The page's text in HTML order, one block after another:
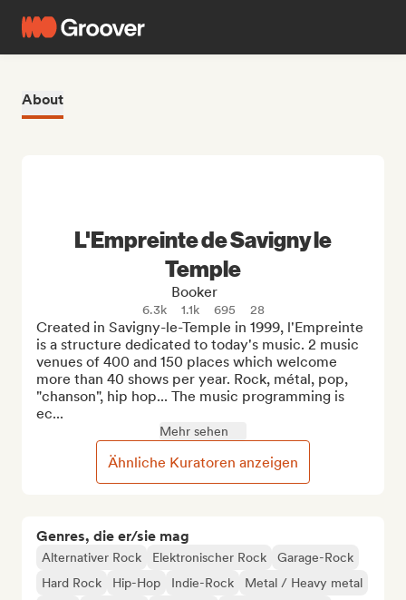
About
Genres, die er/sie mag
Alternativer Rock Elektronischer Rock
Garage-Rock
Hard Rock
Hip-Hop Indie-Rock
Metal / Heavy metal
L'Empreinte de Savigny le
Temple
Booker
6.3k 1.1k 695 28
Created in Savigny-le-Temple in 1999, l'Empreinte
is a structure dedicated to today's music. 2 music
venues of 400 and 150 places which welcome
more than 40 shows per year. Rock, métal, pop,
"chanson", hip hop... The music programming is
ec...
Mehr sehen
Ähnliche Kuratoren anzeigen